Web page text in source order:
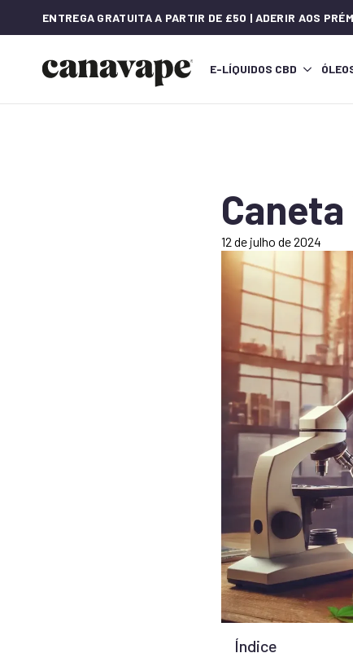
ENTREGA GRATUITA A PARTIR DE £50 | ADERIR AOS
E-LÍQUIDOS CBD
Caneta
12 de julho de 2024
Índice